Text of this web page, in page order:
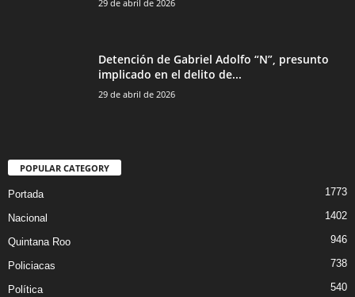
29 de abril de 2026
Detención de Gabriel Adolfo “N”, presunto
implicado en el delito de...
29 de abril de 2026
POPULAR CATEGORY
Portada 1773
Nacional 1402
Quintana Roo 946
Policiacas 738
Política 540